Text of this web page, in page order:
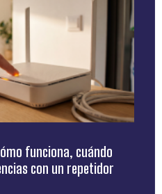
funciona, cuándo
con un repetidor